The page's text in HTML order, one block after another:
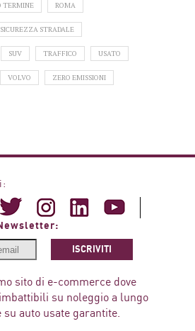
TERMINE ROMA
SICUREZZA STRADALE
SUV TRAFFICO USATO
VOLVO ZERO EMISSIONI
ISCRIVITI
sito di e-commerce dove
su noleggio a lungo
su auto usate garantite.